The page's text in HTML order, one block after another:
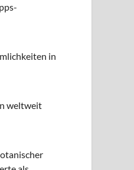
in
weltweit